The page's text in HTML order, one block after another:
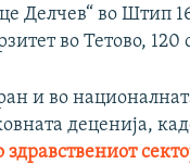
Делчев“ во Штип
во Тетово, 120
и во
деценија,
здравствениот